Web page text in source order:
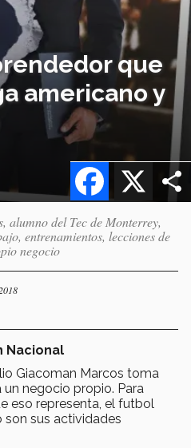
que
americano y
X
Facebook
alumno del Tec de Monterrey,
entrenamientos, lecciones de
negocio
Nacional
Giacoman Marcos toma
negocio propio. Para
eso representa, el futbol
son sus actividades